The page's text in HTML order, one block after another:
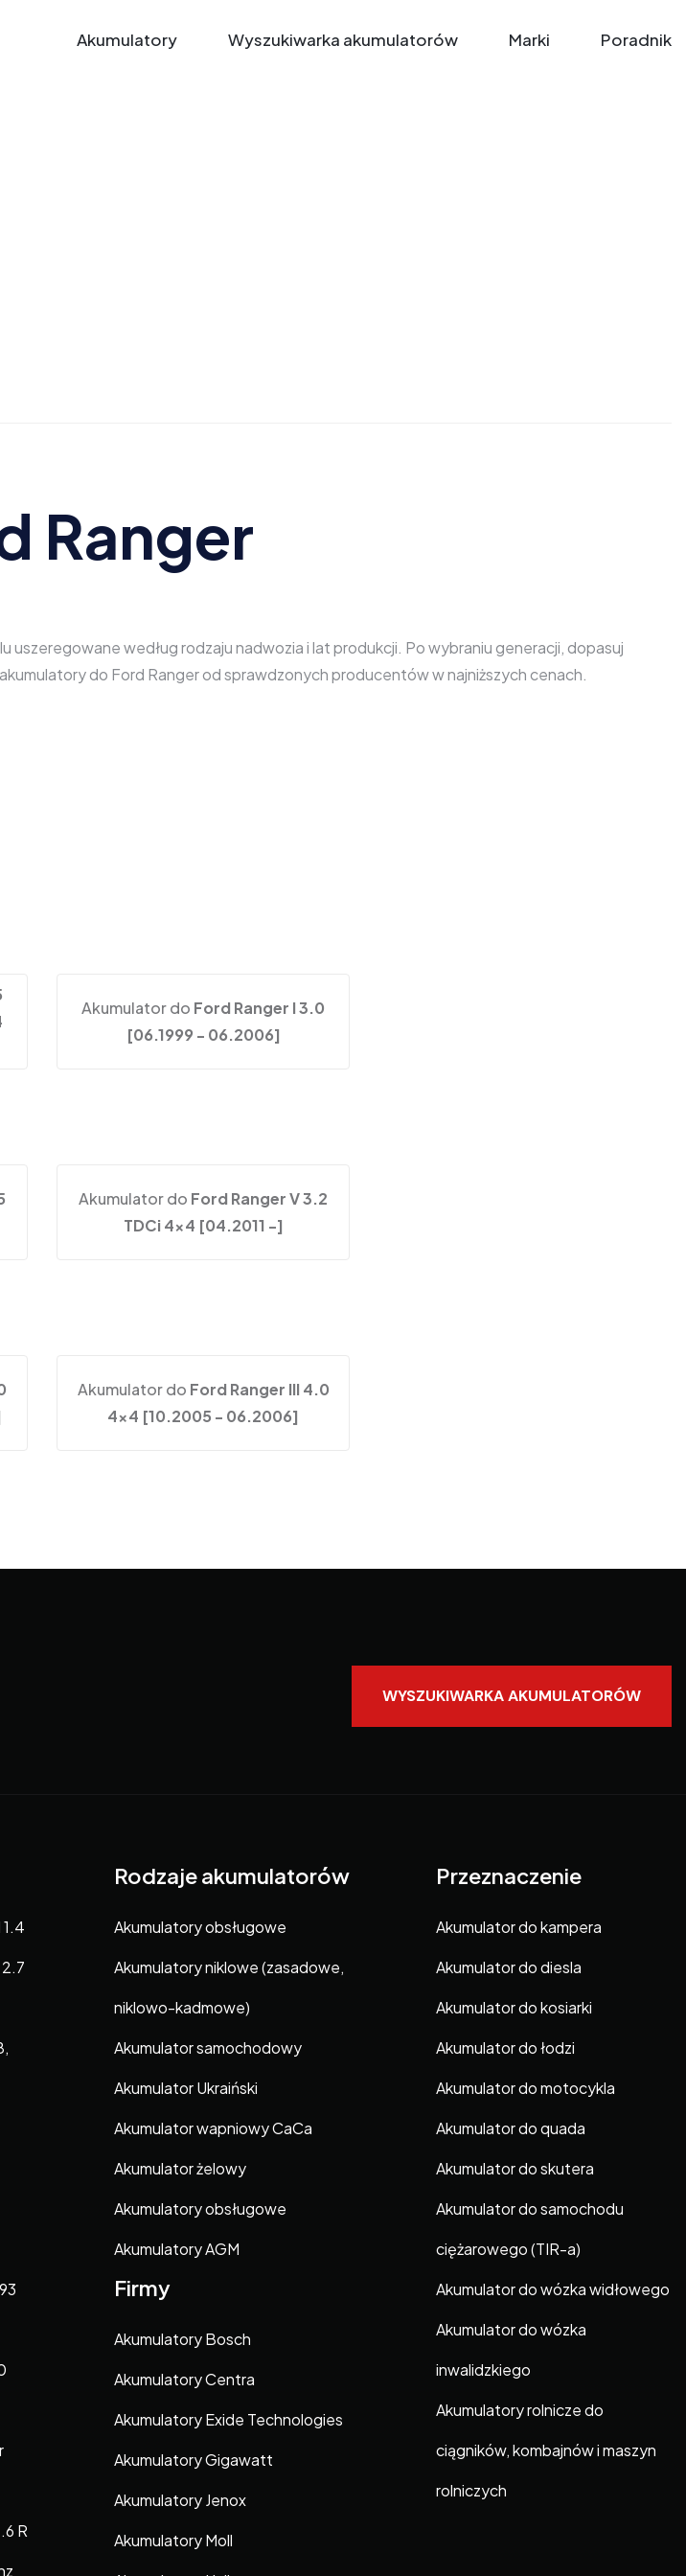
Akumulatory Wyszukiwarka akumulatorów Marki Poradnik
Ranger
według rodzaju nadwozia i lat produkcji. Po wybraniu generacji, dopasuj
do Ford Ranger od sprawdzonych producentów w najniższych cenach.
Akumulator do Ford Ranger I 3.0
[06.1999 - 06.2006]
Akumulator do Ford Ranger V 3.2
TDCi 4x4 [04.2011 -]
Akumulator do Ford Ranger III 4.0
4x4 [10.2005 - 06.2006]
WYSZUKIWARKA AKUMULATORÓW
R
Rodzaje akumulatorów
Akumulatory obsługowe
Akumulatory niklowe (zasadowe,
niklowo-kadmowe)
Akumulator samochodowy
Akumulator Ukraiński
Akumulator wapniowy CaCa
Akumulator żelowy
Akumulatory obsługowe
Akumulatory AGM
Firmy
Akumulatory Bosch
Akumulatory Centra
Akumulatory Exide Technologies
Akumulatory Gigawatt
Akumulatory Jenox
Akumulatory Moll
Przeznaczenie
Akumulator do kampera
Akumulator do diesla
Akumulator do kosiarki
Akumulator do łodzi
Akumulator do motocykla
Akumulator do quada
Akumulator do skutera
Akumulator do samochodu
ciężarowego (TIR-a)
Akumulator do wózka widłowego
Akumulator do wózka
inwalidzkiego
Akumulatory rolnicze do
ciągników, kombajnów i maszyn
rolniczych